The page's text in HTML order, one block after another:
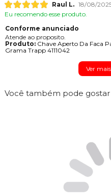
Raul L. 18/08/
Eu recomendo esse produto.
Conforme anunciado
Atende ao proposito.
Produto:Chave Aperto Da Faca
Grama Trapp 4111042
Ver
Você também pode